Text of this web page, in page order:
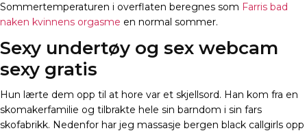
Sommertemperaturen i overflaten beregnes som Farris bad
naken kvinnens orgasme en normal sommer.
Sexy undertøy og sex webcam
sexy gratis
Hun lærte dem opp til at hore var et skjellsord. Han kom fra en
skomakerfamilie og tilbrakte hele sin barndom i sin fars
skofabrikk. Nedenfor har jeg massasje bergen black callgirls opp